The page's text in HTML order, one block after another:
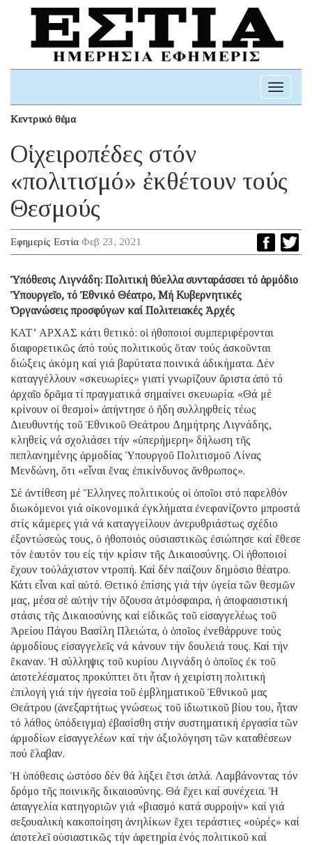
Toggle
Κεντρικό θέμα
Οἱ χειροπέδες στόν
«πολιτισμό» ἐκθέτουν τούς
Θεσμούς
Εφημερίς Εστία Φεβ 23, 2021
Ὑπόθεσις Λιγνάδη: Πολιτική θύελλα συνταράσσει τό ἁρμόδιο
Ὑπουργεῖο, τό Ἐθνικό Θέατρο, Μή Κυβερνητικές
Ὀργανώσεις προσφύγων καί Πολιτειακές Ἀρχές
ΚΑΤ’ ΑΡΧΑΣ κάτι θετικό: οἱ ἠθοποιοί συμπεριφέρονται
διαφορετικῶς ἀπό τούς πολιτικούς ὅταν τούς ἀσκοῦνται
διώξεις ἀκόμη καί γιά βαρύτατα ποινικά ἀδικήματα. Δέν
καταγγέλλουν «σκευωρίες» γιατί γνωρίζουν ἄριστα ἀπό τό
ἀρχαῖο δρᾶμα τί πραγματικά σημαίνει σκευωρία. «Θά μέ
κρίνουν οἱ θεσμοί» ἀπήντησε ὁ ἤδη συλληφθείς τέως
Διευθυντής τοῦ Ἐθνικοῦ Θεάτρου Δημήτρης Λιγνάδης,
κληθείς νά σχολιάσει τήν «ὑπερήμερη» δήλωση τῆς
πεπλανημένης ἁρμοδίας Ὑπουργοῦ Πολιτισμοῦ Λίνας
Μενδώνη, ὅτι «εἶναι ἕνας ἐπικίνδυνος ἄνθρωπος».
Σέ ἀντίθεση μέ Ἕλληνες πολιτικούς οἱ ὁποῖοι στό παρελθόν
διωκόμενοι γιά οἰκονομικά ἐγκλήματα ἐνεφανίζοντο μπροστά
στίς κάμερες γιά νά καταγγείλουν ἀνερυθριάστως σχέδιο
ἐξοντώσεώς τους, ὁ ἠθοποιός οὐσιαστικῶς ἐσιώπησε καί ἔθεσε
τόν ἑαυτόν του εἰς τήν κρίσιν τῆς Δικαιοσύνης. Οἱ ἠθοποιοί
ἔχουν τοὐλάχιστον ντροπή. Καί δέν παίζουν δημόσιο θέατρο.
Κάτι εἶναι καί αὐτό. Θετικό ἐπίσης γιά τήν ὑγεία τῶν θεσμῶν
μας, μέσα σέ αὐτήν τήν ὄζουσα ἀτμόσφαιρα, ἡ ἀποφασιστική
στάσις τῆς Δικαιοσύνης καί εἰδικῶς τοῦ εἰσαγγελέως τοῦ
Ἀρείου Πάγου Βασίλη Πλειώτα, ὁ ὁποῖος ἐνεθάρρυνε τούς
ἁρμοδίους εἰσαγγελεῖς νά κάνουν τήν δουλειά τους. Καί τήν
ἔκαναν. Ἡ σύλληψις τοῦ κυρίου Λιγνάδη ὁ ὁποῖος ἐκ τοῦ
ἀποτελέσματος προκύπτει ὅτι ἦταν ἡ χειρίστη πολιτική
ἐπιλογή γιά τήν ἡγεσία τοῦ ἐμβληματικοῦ Ἐθνικοῦ μας
Θεάτρου (ἀνεξαρτήτως γνώσεως τοῦ ἰδιωτικοῦ βίου του, ἦταν
τό λάθος ὑπόδειγμα) ἐβασίσθη στήν συστηματική ἐργασία τῶν
ἁρμοδίων εἰσαγγελέων καί τήν ἀξιολόγηση τῶν καταθέσεων
πού ἔλαβαν.
Ἡ ὑπόθεσις ὡστόσο δέν θά λήξει ἔτσι ἁπλά. Λαμβάνοντας τόν
δρόμο τῆς ποινικῆς δικαιοσύνης. Θά ἔχει καί συνέχεια. Ἡ
ἀπαγγελία κατηγοριῶν γιά «βιασμό κατά συρροήν» καί γιά
σεξουαλική κακοποίηση ἀνηλίκων ἔχει τεράστιες «οὐρές» καί
ἀποτελεῖ οὐσιαστικῶς τήν ἀφετηρία ἑνός πολιτικοῦ καί